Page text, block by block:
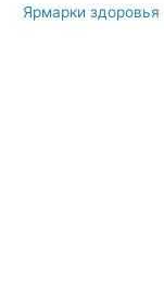
Ярмарки здоровья